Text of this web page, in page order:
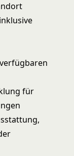
für